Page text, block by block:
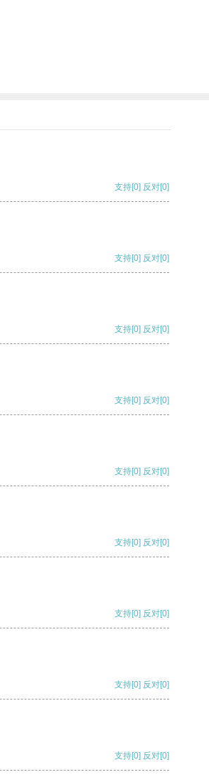
支持[0] 反对[0]
支持[0] 反对[0]
支持[0] 反对[0]
支持[0] 反对[0]
支持[0] 反对[0]
支持[0] 反对[0]
支持[0] 反对[0]
支持[0] 反对[0]
支持[0] 反对[0]